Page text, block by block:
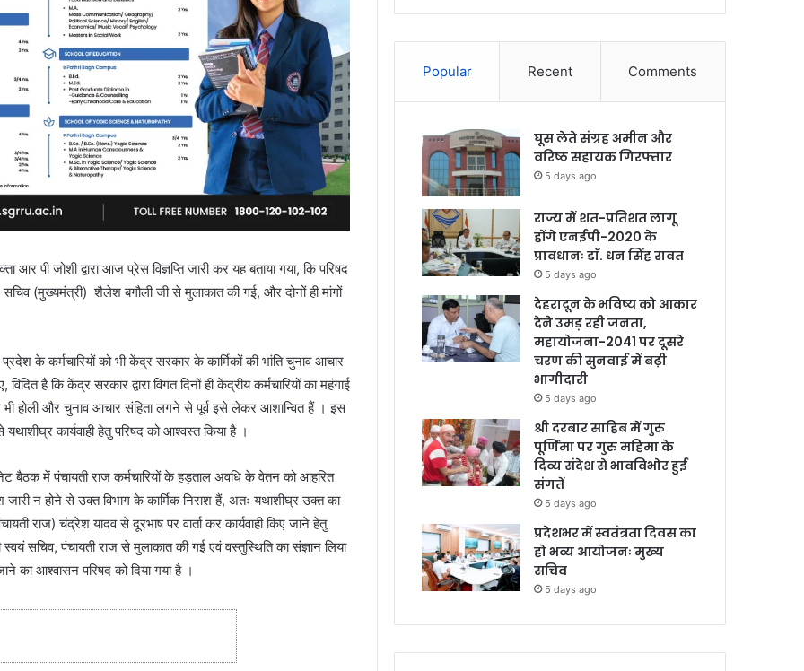
आर पी जोशी द्वारा आज प्रेस विज्ञप्ति जारी कर यह बताया गया, कि परिषद
(मुख्यमंत्री) शैलेश बगौली जी से मुलाकात की गई, और दोनों ही मांगों
के कर्मचारियों को भी केंद्र सरकार के कार्मिकों की भांति चुनाव आचार
है कि केंद्र सरकार द्वारा विगत दिनों ही केंद्रीय कर्मचारियों का महंगाई
भी होली और चुनाव आचार संहिता लगने से पूर्व इसे लेकर आशान्वित हैं । इस
कार्यवाही हेतु परिषद को आश्वस्त किया है ।
बैठक में पंचायती राज कर्मचारियों के हड़ताल अवधि के वेतन को आहरित
न होने से उक्त विभाग के कार्मिक निराश हैं, अतः यथाशीघ्र उक्त का
राज) चंद्रेश यादव से दूरभाष पर वार्ता कर कार्यवाही किए जाने हेतु
स्वयं सचिव, पंचायती राज से मुलाकात की गई एवं वस्तुस्थिति का संज्ञान लिया
का आश्वासन परिषद को दिया गया है ।
Popular Recent Comments
घूस लेते संग्रह अमीन और
वरिष्ठ सहायक गिरफ्तार
5 days ago
राज्य में शत-प्रतिशत लागू
होंगे एनईपी-2020 के
प्रावधानः डाॅ. धन सिंह रावत
5 days ago
देहरादून के भविष्य को आकार
देने उमड़ रही जनता,
महायोजना-2041 पर दूसरे
चरण की सुनवाई में बढ़ी
भागीदारी
5 days ago
श्री दरबार साहिब में गुरु
पूर्णिमा पर गुरु महिमा के
दिव्य संदेश से भावविभोर हुई
संगतें
5 days ago
प्रदेशभर में स्वतंत्रता दिवस का
हो भव्य आयोजनः मुख्य
सचिव
5 days ago